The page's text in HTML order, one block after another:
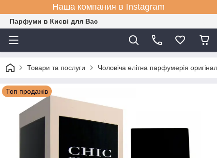
Наша компания в Instagram
Парфуми в Києві для Вас
Товари та послуги Чоловіча елітна парфумерія оригінал
Топ продажів